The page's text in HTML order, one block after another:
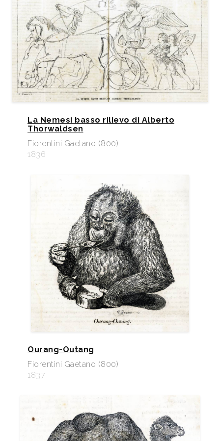
La Nemesi basso rilievo di Alberto
Thorwaldsen
Fiorentini Gaetano (800)
1836
Ourang-Outang
Fiorentini Gaetano (800)
1837